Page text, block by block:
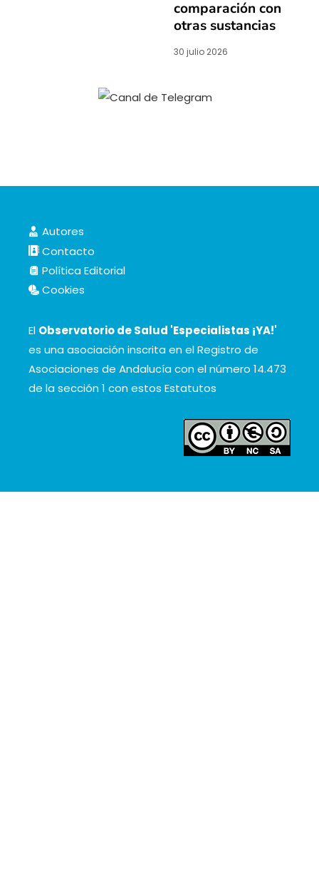
comparación con
otras sustancias
30 julio 2026
Autores
Contacto
Política Editorial
Cookies
El Observatorio de Salud 'Especialistas ¡YA!'
es una asociación inscrita en el Registro de
Asociaciones de Andalucía con el número 14.473
de la sección 1 con estos Estatutos